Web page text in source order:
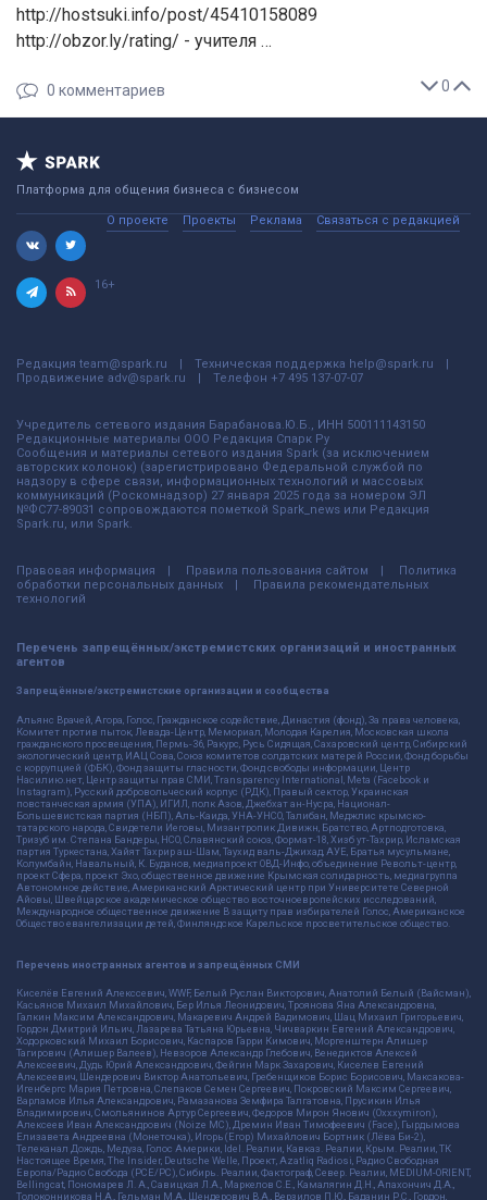
http://hostsuki.info/post/45410158089
http://obzor.ly/rating/ - учителя …
0
0 комментариев
Платформа для общения бизнеса с бизнесом
О проекте Проекты Реклама Связаться с редакцией
16+
Редакция team@spark.ru Техническая поддержка help@spark.ru
Продвижение adv@spark.ru Телефон +7 495 137-07-07
Учредитель сетевого издания Барабанова.Ю.Б., ИНН 500111143150
Редакционные материалы ООО Редакция Спарк Ру
Сообщения и материалы сетевого издания Spark (за исключением
авторских колонок) (зарегистрировано Федеральной службой по
надзору в сфере связи, информационных технологий и массовых
коммуникаций (Роскомнадзор) 27 января 2025 года за номером ЭЛ
№ФС77-89031 сопровождаются пометкой Spark_news или Редакция
Spark.ru, или Spark.
Правовая информация Правила пользования сайтом
Политика
обработки персональных данных
Правила рекомендательных
технологий
Перечень запрещённых/экстремистских организаций и иностранных
агентов
Запрещённые/экстремистские организации и сообщества
Альянс Врачей, Агора, Голос, Гражданское содействие, Династия (фонд), За права человека,
Комитет против пыток, Левада-Центр, Мемориал, Молодая Карелия, Московская школа
гражданского просвещения, Пермь-36, Ракурс, Русь Сидящая, Сахаровский центр, Сибирский
экологический центр, ИАЦ Сова, Союз комитетов солдатских матерей России, Фонд борьбы
с коррупцией (ФБК), Фонд защиты гласности, Фонд свободы информации, Центр
Насилию.нет, Центр защиты прав СМИ, Transparency International, Meta (Facebook и
Instagram), Русский добровольческий корпус (РДК), Правый сектор, Украинская
повстанческая армия (УПА), ИГИЛ, полк Азов, Джебхат ан-Нусра, Национал-
Большевистская партия (НБП), Аль-Каида, УНА-УНСО, Талибан, Меджлис крымско-
татарского народа, Свидетели Иеговы, Мизантропик Дивижн, Братство, Артподготовка,
Тризуб им. Степана Бандеры, НСО, Славянский союз, Формат-18, Хизб ут-Тахрир, Исламская
партия Туркестана, Хайят Тахрир аш-Шам, Таухид валь-Джихад, АУЕ, Братья мусульмане,
Колумбайн, Навальный, К. Буданов, медиапроект ОВД-Инфо, объединение Револьт-центр,
проект Сфера, проект Эхо, общественное движение Крымская солидарность, медиагруппа
Автономное действие, Американский Арктический центр при Университете Северной
Айовы, Швейцарское академическое общество восточноевропейских исследований,
Международное общественное движение В защиту прав избирателей Голос, Американское
Общество евангелизации детей, Финляндское Карельское просветительское общество.
Перечень иностранных агентов и запрещённых СМИ
Киселёв Евгений Алекссевич, WWF, Белый Руслан Викторович, Анатолий Белый (Вайсман),
Касьянов Михаил Михайлович, Бер Илья Леонидович, Троянова Яна Александровна,
Галкин Максим Александрович, Макаревич Андрей Вадимович, Шац Михаил Григорьевич,
Гордон Дмитрий Ильич, Лазарева Татьяна Юрьевна, Чичваркин Евгений Александрович,
Ходорковский Михаил Борисович, Каспаров Гарри Кимович, Моргенштерн Алишер
Тагирович (Алишер Валеев), Невзоров Александр Глебович, Венедиктов Алексей
Алексеевич, Дудь Юрий Александрович, Фейгин Марк Захарович, Киселев Евгений
Алексеевич, Шендерович Виктор Анатольевич, Гребенщиков Борис Борисович, Максакова-
Игенбергс Мария Петровна, Слепаков Семен Сергеевич, Покровский Максим Сергеевич,
Варламов Илья Александрович, Рамазанова Земфира Талгатовна, Прусикин Илья
Владимирович, Смольянинов Артур Сергеевич, Федоров Мирон Янович (Oxxxymiron),
Алексеев Иван Александрович (Noize MC), Дремин Иван Тимофеевич (Face), Гырдымова
Елизавета Андреевна (Монеточка), Игорь(Егор) Михайлович Бортник (Лёва Би-2),
Телеканал Дождь, Медуза, Голос Америки, Idel. Реалии, Кавказ. Реалии, Крым. Реалии, ТК
Настоящее Время, The Insider, Deutsche Welle, Проект, Azatliq Radiosi, Радио Свободная
Европа/Радио Свобода (PCE/PC), Сибирь. Реалии, Фактограф, Север. Реалии, MEDIUM-ORIENT,
Bellingcat, Пономарев Л. А., Савицкая Л.А., Маркелов С.Е., Камалягин Д.Н., Апахончич Д.А.,
Толоконникова Н.А., Гельман М.А., Шендерович В.А., Верзилов П.Ю., Баданин Р.С., Гордон,